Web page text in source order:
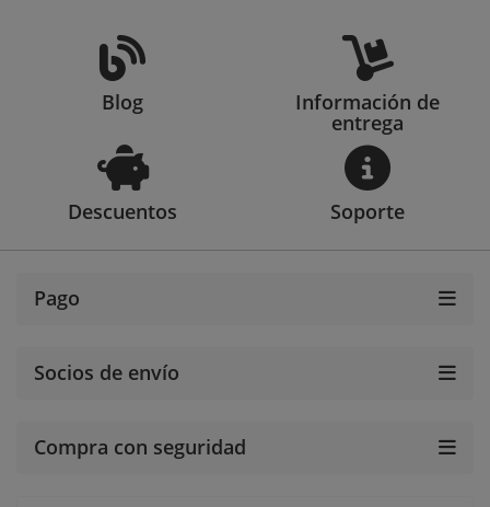
Blog Información de
entrega
Descuentos Soporte
Pago
Socios de envío
Compra con seguridad